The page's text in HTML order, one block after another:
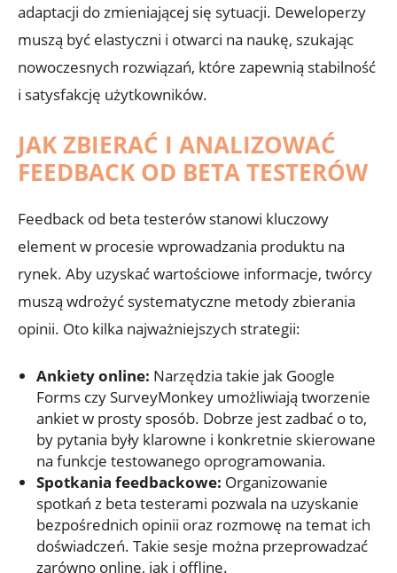
adaptacji ⁣do‍ zmieniającej się sytuacji.⁤ Deweloperzy
muszą być elastyczni ​i otwarci na naukę, szukając
nowoczesnych rozwiązań, które zapewnią stabilność
i​ satysfakcję użytkowników.
JAK ⁤ZBIERAĆ ​I ANALIZOWAĆ
FEEDBACK OD BETA‍ TESTERÓW
Feedback od ‍beta testerów stanowi​ kluczowy
‌element w⁢ procesie wprowadzania⁣ produktu na
rynek. Aby uzyskać wartościowe informacje, twórcy
muszą wdrożyć systematyczne‍ metody zbierania
opinii. Oto ⁢kilka najważniejszych strategii:
Ankiety online: ‍Narzędzia takie jak Google
Forms czy ⁢SurveyMonkey umożliwiają ⁣tworzenie
ankiet ​w ⁤prosty​ sposób. Dobrze jest zadbać o ​to,⁢
by‍ pytania były klarowne ⁣i konkretnie⁤ skierowane
na funkcje testowanego oprogramowania.
Spotkania​ feedbackowe: ‌Organizowanie
spotkań⁢ z beta testerami pozwala na uzyskanie
bezpośrednich opinii oraz rozmowę na temat‍ ich​
doświadczeń. Takie sesje można‌ przeprowadzać
zarówno⁢ online, jak i offline.